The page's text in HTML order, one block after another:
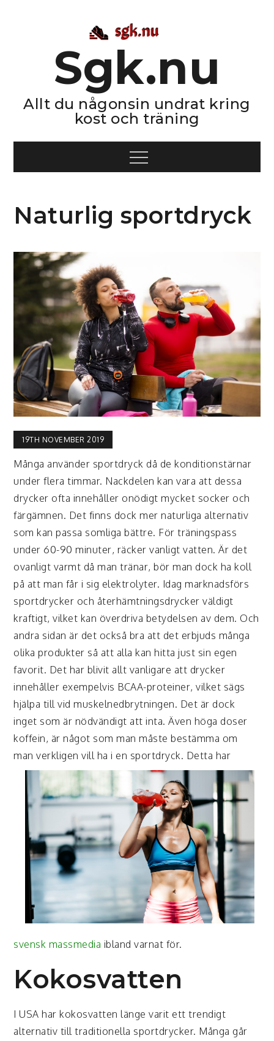
Sgk.nu
Allt du någonsin undrat kring
kost och träning
Menu
Naturlig sportdryck
19TH NOVEMBER 2019
Många använder sportdryck då de konditionstärnar
under flera timmar. Nackdelen kan vara att dessa
drycker ofta innehåller onödigt mycket socker och
färgämnen. Det finns dock mer naturliga alternativ
som kan passa somliga bättre. För träningspass
under 60-90 minuter, räcker vanligt vatten. Är det
ovanligt varmt då man tränar, bör man dock ha koll
på att man får i sig elektrolyter. Idag marknadsförs
sportdrycker och återhämtningsdrycker väldigt
kraftigt, vilket kan överdriva betydelsen av dem. Och
andra sidan är det också bra att det erbjuds många
olika produkter så att alla kan hitta just sin egen
favorit. Det har blivit allt vanligare att drycker
innehåller exempelvis BCAA-proteiner, vilket sägs
hjälpa till vid muskelnedbrytningen. Det är dock
inget som är nödvändigt att inta. Även höga doser
koffein, är något som man måste bestämma om
man verkligen vill ha i en sportdryck. Detta har
svensk massmedia ibland varnat för.
Kokosvatten
I USA har kokosvatten länge varit ett trendigt
alternativ till traditionella sportdrycker. Många går